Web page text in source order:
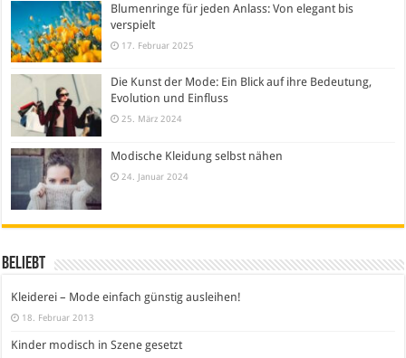
Blumenringe für jeden Anlass: Von elegant bis
verspielt
17. Februar 2025
Die Kunst der Mode: Ein Blick auf ihre Bedeutung,
Evolution und Einfluss
25. März 2024
Modische Kleidung selbst nähen
24. Januar 2024
Beliebt
Kleiderei – Mode einfach günstig ausleihen!
18. Februar 2013
Kinder modisch in Szene gesetzt